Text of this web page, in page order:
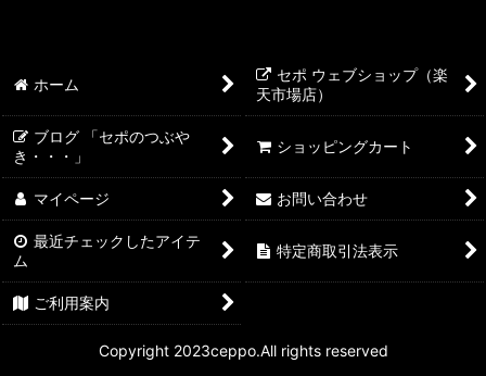
ホーム
セポ ウェブショップ（楽
天市場店）
ブログ 「セポのつぶや
き・・・」
ショッピングカート
マイページ お問い合わせ
最近チェックしたアイテ
ム
特定商取引法表示
ご利用案内
Copyright 2023ceppo.All rights reserved